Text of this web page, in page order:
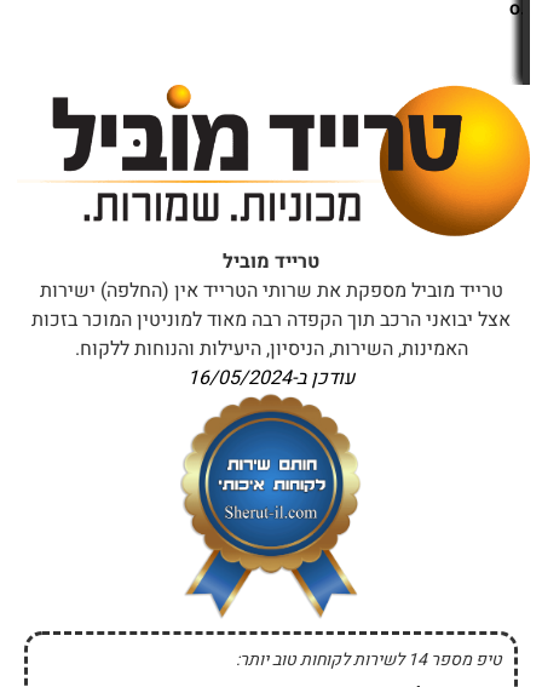
כרגע אין לטרייד מוביל שירות לקוחות ב-SMS.
ניתן לשוחח עם נציג שירות בצ'אט מסנג'ר פייסבוק של
טרייד מוביל דרךהקישור הבא למסנג'ר
כרגע אין לטרייד מוביל אפליקציה לקבלת שירות לקוחות
באנדרואיד.
כרגע אין לטרייד מוביל אפליקציה לקבלת שירות לקוחות
שימו לב כי שעות הפעילות לקבלת שירות מנציגי השירות
של טרייד מוביל הן:
בימים א'-ה' בשעות 09:00-16:00
בימי ו' וערבי חג בשעות סגור
ובימי שבת וחגים סגור.
הדרכים האיטיות שאולי יתישו אתכם:
אם אתם צריכים להעביר טפסים ומסמכים אל טרייד
אם אתם מעוניינים לשלוח מייל לשירות הלקוחות של
טרייד מוביל תוכלו לעשות זאת דרך כתובת הדוא"ל
trade_service@Trademobile.co.il
אם אתם צריכים לשלוח מכתבים בדואר אל טרייד מוביל
תוכלו לשלוח אותם לכתובתהכישור 30, חולון 5886711